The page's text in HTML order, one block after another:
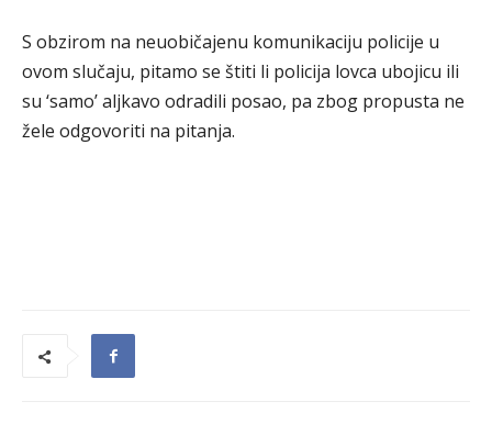
S obzirom na neuobičajenu komunikaciju policije u
ovom slučaju, pitamo se štiti li policija lovca ubojicu ili
su ‘samo’ aljkavo odradili posao, pa zbog propusta ne
žele odgovoriti na pitanja.